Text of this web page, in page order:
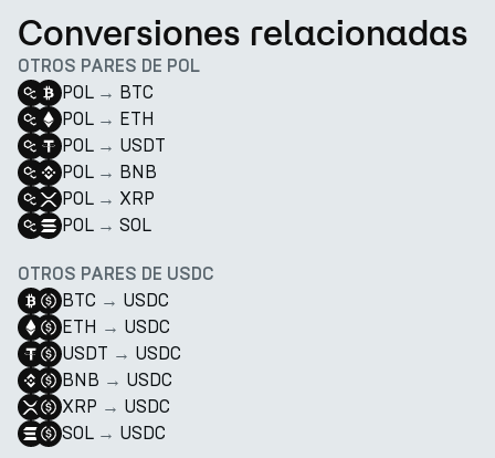
Conversiones relacionadas
OTROS PARES DE POL
POL → BTC
POL → ETH
POL → USDT
POL → BNB
POL → XRP
POL → SOL
OTROS PARES DE USDC
BTC → USDC
ETH → USDC
USDT → USDC
BNB → USDC
XRP → USDC
SOL → USDC